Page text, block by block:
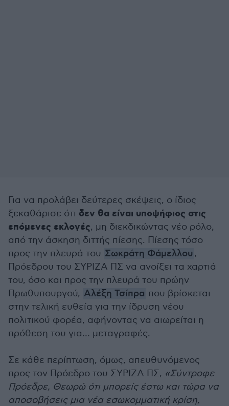
Για να προλάβει δεύτερες σκέψεις, ο ίδιος
ξεκαθάρισε ότι δεν θα είναι υποψήφιος στις
επόμενες εκλογές, μη διεκδικώντας νέο ρόλο,
από την άσκηση διττής πίεσης. Πίεσης τόσο
προς την πλευρά του Σωκράτη Φάμελλου ,
Πρόεδρου του ΣΥΡΙΖΑ ΠΣ να ανοίξει τα χαρτιά
του, όσο και προς την πλευρά του πρώην
Πρωθυπουργού, Αλέξη Τσίπρα που βρίσκεται
στην τελική ευθεία για την ίδρυση νέου
πολιτικού φορέα, αφήνοντας να αιωρείται η
πρόθεση του για… μεταγραφές.
Σε κάθε περίπτωση, όμως, απευθυνόμενος
προς τον Πρόεδρο του ΣΥΡΙΖΑ ΠΣ, «Σύντροφε
Πρόεδρε, Θεωρώ ότι μπορείς έστω και τώρα να
αποσοβήσεις μια νέα εσωκομματική κρίση,